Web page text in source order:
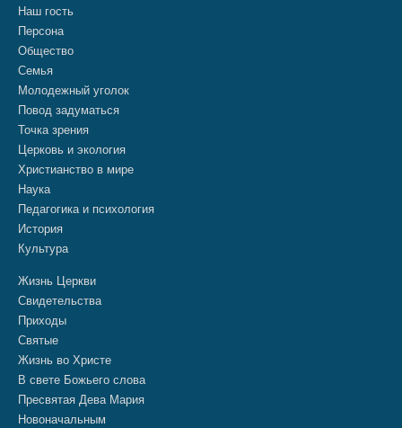
Наш гость
Персона
Общество
Семья
Молодежный уголок
Повод задуматься
Точка зрения
Церковь и экология
Христианство в мире
Наука
Педагогика и психология
История
Культура
Жизнь Церкви
Свидетельства
Приходы
Святые
Жизнь во Христе
В свете Божьего слова
Пресвятая Дева Мария
Новоначальным